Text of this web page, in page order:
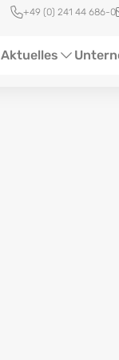
Schnellzugriff
+49 (0) 241 44 686-0
Aktuelles